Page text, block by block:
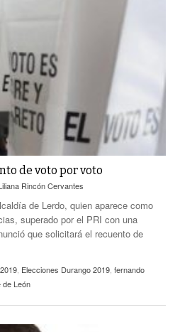
de voto por voto
Rincón Cervantes
de Lerdo, quien aparece como
superado por el PRI con una
que solicitará el recuento de
Elecciones Durango 2019 fernando
de León